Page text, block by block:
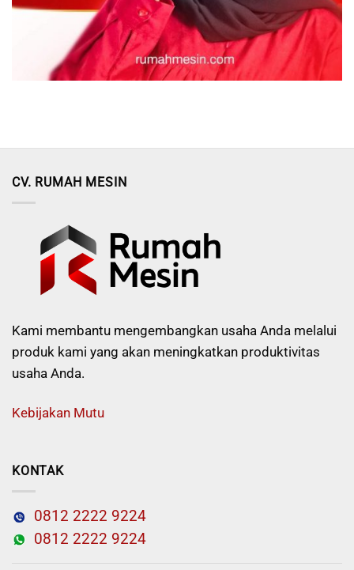
CV. RUMAH MESIN
Kami membantu mengembangkan usaha Anda melalui
produk kami yang akan meningkatkan produktivitas
usaha Anda.
Kebijakan Mutu
KONTAK
0812 2222 9224
0812 2222 9224